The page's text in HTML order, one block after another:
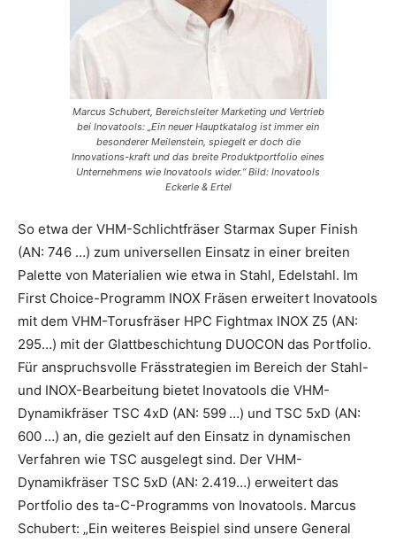
Marcus Schubert, Bereichsleiter Marketing und Vertrieb
bei Inovatools: „Ein neuer Hauptkatalog ist immer ein
besonderer Meilenstein, spiegelt er doch die
Innovations-kraft und das breite Produktportfolio eines
Unternehmens wie Inovatools wider.“ Bild: Inovatools
Eckerle & Ertel
So etwa der VHM-Schlichtfräser Starmax Super Finish
(AN: 746 …) zum universellen Einsatz in einer breiten
Palette von Materialien wie etwa in Stahl, Edelstahl. Im
First Choice-Programm INOX Fräsen erweitert Inovatools
mit dem VHM-Torusfräser HPC Fightmax INOX Z5 (AN:
295…) mit der Glattbeschichtung DUOCON das Portfolio.
Für anspruchsvolle Frässtrategien im Bereich der Stahl-
und INOX-Bearbeitung bietet Inovatools die VHM-
Dynamikfräser TSC 4xD (AN: 599 …) und TSC 5xD (AN:
600 …) an, die gezielt auf den Einsatz in dynamischen
Verfahren wie TSC ausgelegt sind. Der VHM-
Dynamikfräser TSC 5xD (AN: 2.419…) erweitert das
Portfolio des ta-C-Programms von Inovatools. Marcus
Schubert: „Ein weiteres Beispiel sind unsere General